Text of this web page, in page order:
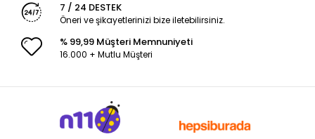
7 / 24 DESTEK
Öneri ve şikayetlerinizi bize iletebilirsiniz.
% 99,99 Müşteri Memnuniyeti
16.000 + Mutlu Müşteri